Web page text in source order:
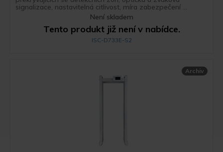
signalizace, nastavitelná citlivost, míra zabezpečení ...
Není skladem
Tento produkt již není v nabídce.
ISC-D733E-S2
Archiv